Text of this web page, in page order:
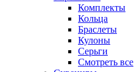
Комплекты
Кольца
Браслеты
Кулоны
Серьги
Смотреть все